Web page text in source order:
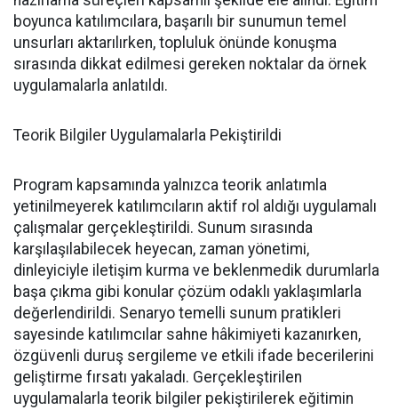
boyunca katılımcılara, başarılı bir sunumun temel
unsurları aktarılırken, topluluk önünde konuşma
sırasında dikkat edilmesi gereken noktalar da örnek
uygulamalarla anlatıldı.
Teorik Bilgiler Uygulamalarla Pekiştirildi
Program kapsamında yalnızca teorik anlatımla
yetinilmeyerek katılımcıların aktif rol aldığı uygulamalı
çalışmalar gerçekleştirildi. Sunum sırasında
karşılaşılabilecek heyecan, zaman yönetimi,
dinleyiciyle iletişim kurma ve beklenmedik durumlarla
başa çıkma gibi konular çözüm odaklı yaklaşımlarla
değerlendirildi. Senaryo temelli sunum pratikleri
sayesinde katılımcılar sahne hâkimiyeti kazanırken,
özgüvenli duruş sergileme ve etkili ifade becerilerini
geliştirme fırsatı yakaladı. Gerçekleştirilen
uygulamalarla teorik bilgiler pekiştirilerek eğitimin